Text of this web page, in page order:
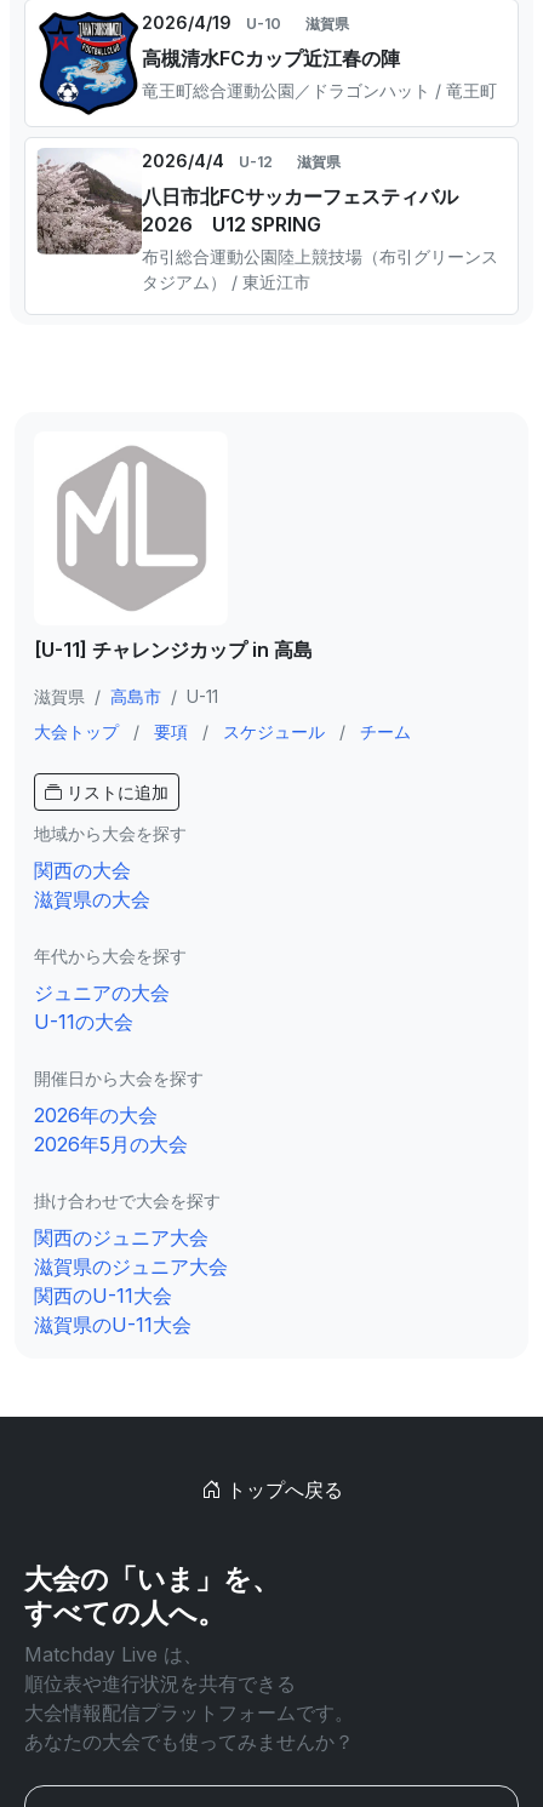
2026/4/19 U-10 滋賀県
高槻清水FCカップ近江春の陣
竜王町総合運動公園／ドラゴンハット / 竜王町
2026/4/4 U-12 滋賀県
八日市北FCサッカーフェスティバル
2026 U12 SPRING
布引総合運動公園陸上競技場（布引グリーンス
タジアム） / 東近江市
[U-11] チャレンジカップ in 高島
滋賀県 / 高島市 / U-11
大会トップ
/ 要項 / スケジュール / チーム
リストに追加
地域から大会を探す
関西の大会
滋賀県の大会
年代から大会を探す
ジュニアの大会
U-11の大会
開催日から大会を探す
2026年の大会
2026年5月の大会
掛け合わせで大会を探す
関西のジュニア大会
滋賀県のジュニア大会
関西のU-11大会
滋賀県のU-11大会
トップへ戻る
大会の「いま」を、
すべての人へ。
Matchday Live は、
順位表や進行状況を共有できる
大会情報配信プラットフォームです。
あなたの大会でも使ってみませんか？